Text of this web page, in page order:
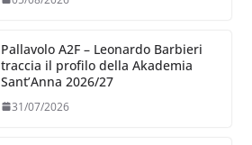
Pallavolo A2F – Leonardo Barbieri
traccia il profilo della Akademia
Sant’Anna 2026/27
31/07/2026